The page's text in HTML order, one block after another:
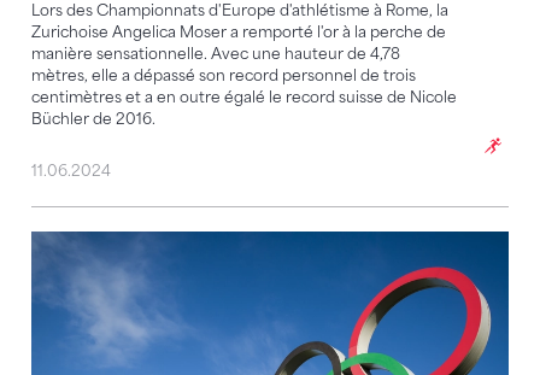
Lors des Championnats d'Europe d'athlétisme à Rome, la
Zurichoise Angelica Moser a remporté l'or à la perche de
manière sensationnelle. Avec une hauteur de 4,78
mètres, elle a dépassé son record personnel de trois
centimètres et a en outre égalé le record suisse de Nicole
Büchler de 2016.
11.06.2024
Tokyo 2020 - Vue d'ensemble